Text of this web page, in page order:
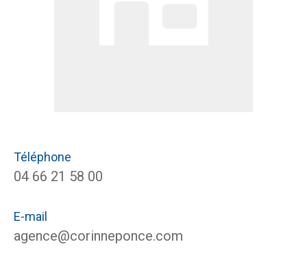
Téléphone
04 66 21 58 00
E-mail
agence@corinneponce.com